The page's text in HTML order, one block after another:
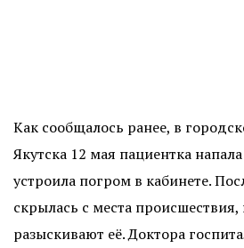
Как сообщалось ранее, в
Якутска 12 мая пациентка
устроила погром в кабинете.
скрылась с места
разыскивают её. Доктора